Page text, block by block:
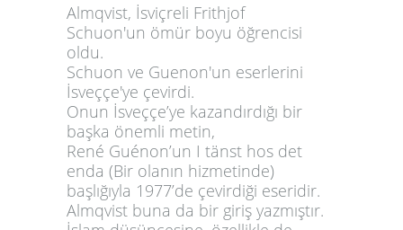
Almqvist, İsviçreli Frithjof
Schuon'un ömür boyu öğrencisi
oldu.
Schuon ve Guenon'un eserlerini
İsveççe'ye çevirdi.
Onun İsveççe’ye kazandırdığı bir
başka önemli metin,
René Guénon’un I tänst hos det
enda (Bir olanın hizmetinde)
başlığıyla 1977’de çevirdiği eseridir.
Almqvist buna da bir giriş yazmıştır.